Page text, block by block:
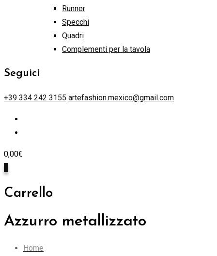
Runner
Specchi
Quadri
Complementi per la tavola
Seguici
+39 334 242 3155 artefashion.mexico@gmail.com
0,00€
Carrello
Azzurro metallizzato
Home